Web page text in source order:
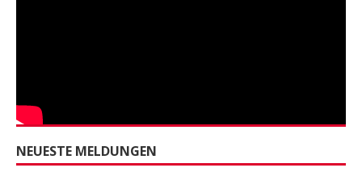
NEUESTE MELDUNGEN